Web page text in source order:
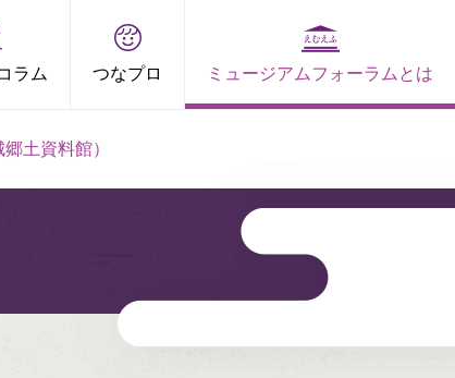
ラム つなプロ ミュージアムフォーラムとは
土資料館）